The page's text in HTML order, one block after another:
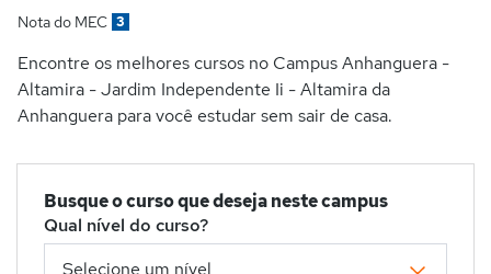
Nota do MEC 3
Encontre os melhores cursos no Campus Anhanguera -
Altamira - Jardim Independente Ii - Altamira da
Anhanguera para você estudar sem sair de casa.
Busque o curso que deseja neste campus
Qual nível do curso?